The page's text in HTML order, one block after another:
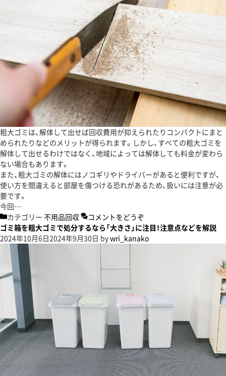
粗大ゴミは、解体して出せば回収費用が抑えられたりコンパクトにまと
められたりなどのメリットが得られます。しかし、すべての粗大ゴミを
解体して出せるわけではなく、地域によっては解体しても料金が変わら
ない場合もあります。
また、粗大ゴミの解体にはノコギリやドライバーがあると便利ですが、
使い方を間違えると部屋を傷つける恐れがあるため、扱いには注意が必
要です。
今回…
カテゴリー 不用品回収
コメントをどうぞ
ゴミ箱を粗大ゴミで処分するなら「大きさ」に注目！注意点などを解説
2024年10月6日2024年9月30日 bywri_kanako